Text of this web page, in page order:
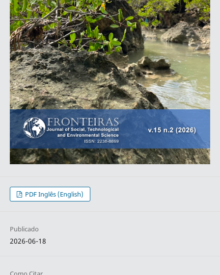
PDF Inglês (English)
Publicado
2026-06-18